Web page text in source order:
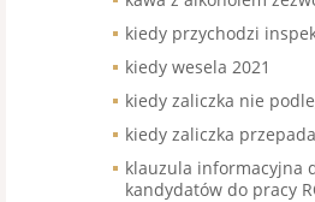
kiedy przychodzi
kiedy wesela 2021
kiedy zaliczka nie
kiedy zaliczka przepada
klauzula informacyjna
kandydatów do pracy